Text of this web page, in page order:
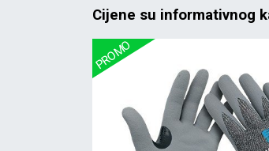
Cijene su informativnog